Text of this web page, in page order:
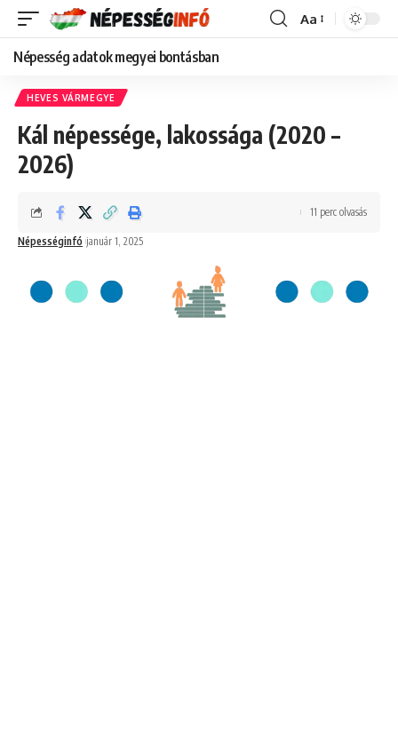
Font
Aa
Népesség adatok megyei bontásban
HEVES VÁRMEGYE
Kál népessége, lakossága (2020 –
2026)
Népességinfó január 1, 2025
11 perc olvasás